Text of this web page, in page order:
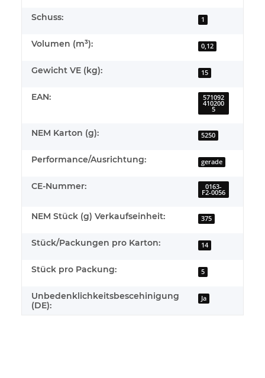
Schuss: 1
Volumen (m³): 0,12
Gewicht VE (kg): 15
EAN: 571092
410200
5
NEM Karton (g): 5250
Performance/Ausrichtung: gerade
CE-Nummer: 0163-
F2-0056
NEM Stück (g) Verkaufseinheit: 375
Stück/Packungen pro Karton: 14
Stück pro Packung: 5
Unbedenklichkeitsbescehinigung
(DE):
Ja